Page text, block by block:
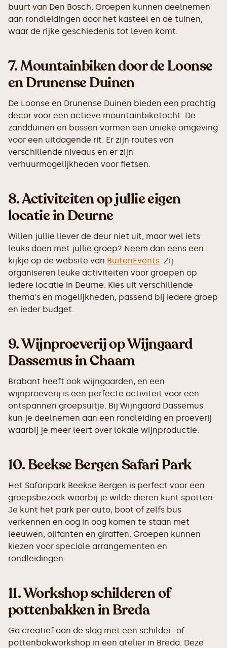
buurt van Den Bosch. Groepen kunnen deelnemen
aan rondleidingen door het kasteel en de tuinen,
waar de rijke geschiedenis tot leven komt.
7.Mountainbiken door de Loonse
en Drunense Duinen
De Loonse en Drunense Duinen bieden een prachtig
decor voor een actieve mountainbiketocht. De
zandduinen en bossen vormen een unieke omgeving
voor een uitdagende rit. Er zijn routes van
verschillende niveaus en er zijn
verhuurmogelijkheden voor fietsen.
8. Activiteiten op jullie eigen
locatie in Deurne
Willen jullie liever de deur niet uit, maar wel iets
leuks doen met jullie groep? Neem dan eens een
kijkje op de website van BuitenEvents. Zij
organiseren leuke activiteiten voor groepen op
iedere locatie in Deurne. Kies uit verschillende
thema's en mogelijkheden, passend bij iedere groep
en ieder budget.
9.Wijnproeverij op Wijngaard
Dassemus in Chaam
Brabant heeft ook wijngaarden, en een
wijnproeverij is een perfecte activiteit voor een
ontspannen groepsuitje. Bij Wijngaard Dassemus
kun je deelnemen aan een rondleiding en proeverij
waarbij je meer leert over lokale wijnproductie.
10.Beekse Bergen Safari Park
Het Safaripark Beekse Bergen is perfect voor een
groepsbezoek waarbij je wilde dieren kunt spotten.
Je kunt het park per auto, boot of zelfs bus
verkennen en oog in oog komen te staan met
leeuwen, olifanten en giraffen. Groepen kunnen
kiezen voor speciale arrangementen en
rondleidingen.
11.Workshop schilderen of
pottenbakken in Breda
Ga creatief aan de slag met een schilder- of
pottenbakworkshop in een atelier in Breda. Deze